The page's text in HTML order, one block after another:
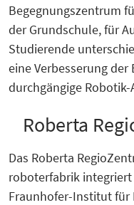
Begegnungszentrum
der Grundschule, für
Studierende
eine Verbesserung
durchgängige
Roberta
Das Roberta
roboterfabrik
Fraunhofer-Institut für